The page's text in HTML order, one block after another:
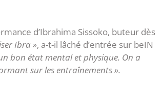
d’Ibrahima Sissoko, buteur dès
Ibra », a-t-il lâché d’entrée sur beIN
bon état mental et physique. On a
sur les entraînements ».